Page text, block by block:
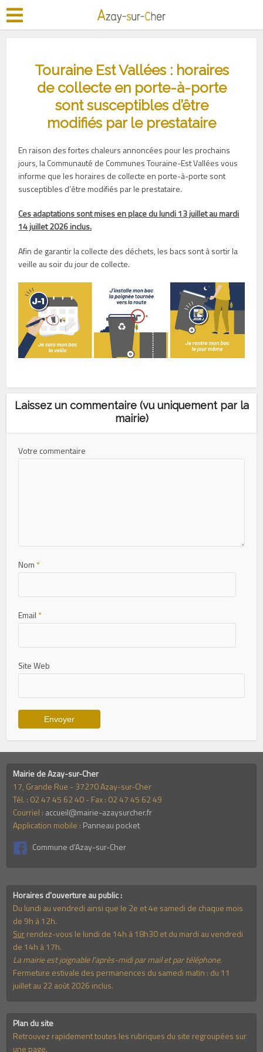
Touraine Est Vallées : horaires
de collecte en porte-à-porte
sont susceptibles d’être
modifiés par le prestataire
En raison des fortes chaleurs annoncées pour les prochains
jours, la Communauté de Communes Touraine-Est Vallées vous
informe que les horaires de collecte en porte-à-porte sont
susceptibles d’être modifiés par le prestataire.
Ces adaptations sont mises en place du lundi 13 juillet au mardi
14 juillet 2026 inclus.
Afin de garantir la collecte des déchets, les bacs sont à sortir la
veille au soir du jour de collecte.
Laissez un commentaire (vu uniquement par la
mairie)
Votre commentaire
Nom *
Email *
Site Web
Mairie de Azay-sur-Cher
17, Grande Rue - 37270 Azay-sur-Cher
Tél. : 02 47 45 62 40 - Fax : 02 47 45 62 49
Courriel : accueil@mairie-azaysurcher.fr
Application mobile : Panneau pocket
Commune d'Azay-sur-Cher
Horaires d'ouverture au public :
Du lundi au vendredi ainsi que le 2e et 4e samedi de chaque mois
de 9h à 12h.
Surrendez-vous le lundi de 14h à 18h30 et du mardi au vendredi
de 14h à 17h.
La mairie est joignable l'après-midi par mail et par téléphone.
Fermeture estivale des permanences du samedi matin : du 11
juillet au 22 août 2026 inclus.
Plan du site
Retrouvez rapidement toutes les rubriques du site regroupées sur
une page.